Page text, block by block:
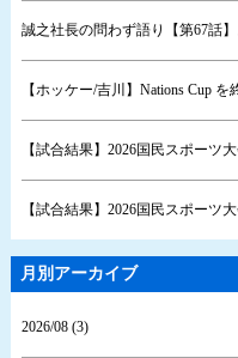
誠之社長の問わず語り【第67話
【ホッケー/吉川】Nations Cup を
【試合結果】2026国民スポーツ
【試合結果】2026国民スポーツ
月別アーカイブ
2026/08 (3)